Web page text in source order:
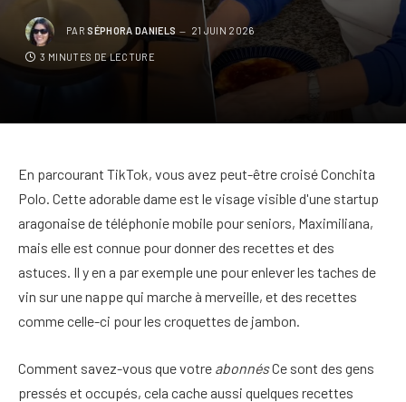
PAR SÉPHORA DANIELS 21 JUIN 2026
3 MINUTES DE LECTURE
En parcourant TikTok, vous avez peut-être croisé Conchita
Polo. Cette adorable dame est le visage visible d'une startup
aragonaise de téléphonie mobile pour seniors, Maximiliana,
mais elle est connue pour donner des recettes et des
astuces. Il y en a par exemple une pour enlever les taches de
vin sur une nappe qui marche à merveille, et des recettes
comme celle-ci pour les croquettes de jambon.
Comment savez-vous que votre abonnésCe sont des gens
pressés et occupés, cela cache aussi quelques recettes